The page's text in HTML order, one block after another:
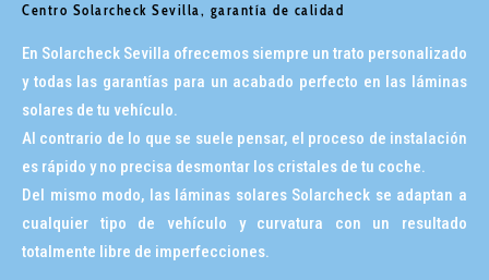
Centro Solarcheck Sevilla, garantía de calidad
En Solarcheck Sevilla ofrecemos siempre un trato personalizado
y todas las garantías para un acabado perfecto en las láminas
solares de tu vehículo.
Al contrario de lo que se suele pensar, el proceso de instalación
es rápido y no precisa desmontar los cristales de tu coche.
Del mismo modo, las láminas solares Solarcheck se adaptan a
cualquier tipo de vehículo y curvatura con un resultado
totalmente libre de imperfecciones.